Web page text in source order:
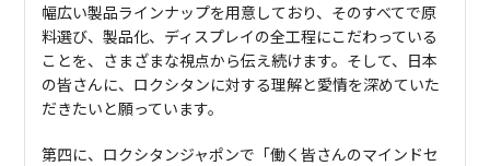
幅広い製品ラインナップを用意しており、そのすべてで原
料選び、製品化、ディスプレイの全工程にこだわっている
ことを、さまざまな視点から伝え続けます。そして、日本
の皆さんに、ロクシタンに対する理解と愛情を深めていた
だきたいと願っています。
第四に、ロクシタンジャポンで「働く皆さんのマインドセ